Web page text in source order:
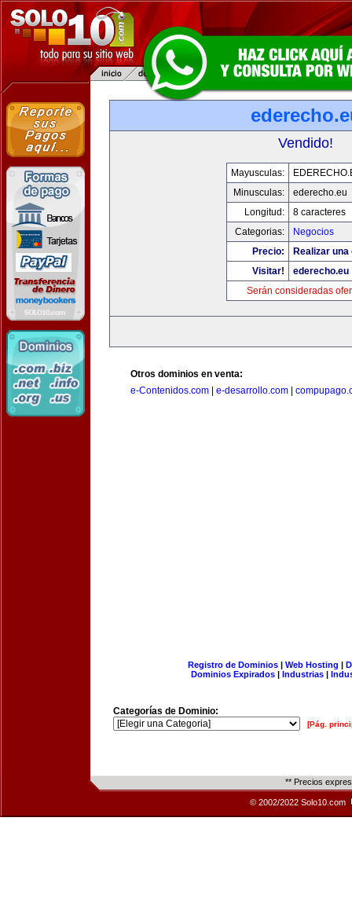
Vendido!
Mayusculas:
Minusculas:
ederecho.eu
Longitud:
8 caracteres
Categorias:
Negocios
Precio:
Realizar
Visitar!
ederecho.eu
Serán consideradas
Otros dominios en venta:
e-Contenidos.com
e-desarrollo.com
Registro de Dominios| Web Hosting |
Dominios Expirados | Industrias |
Categorías de Dominio:
[Pág.
** Precios
© 2002/2022 Solo10.com